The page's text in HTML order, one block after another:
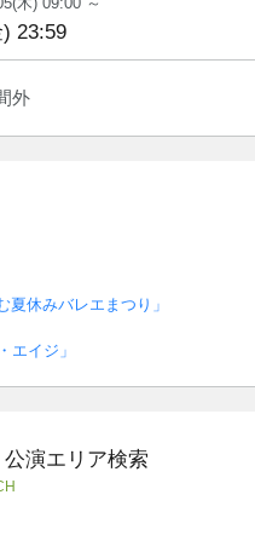
23:59
外
休みバレエまつり」
エイジ」
演エリア検索